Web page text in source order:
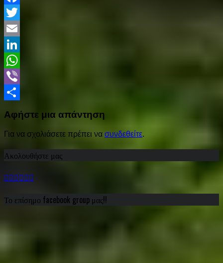
Facebook
Twitter
Email
LinkedIn
WhatsApp
Viber
Αφήστε μια απάντηση
Για να σχολιάσετε πρέπει να συνδεθείτε.
Ακολουθήστε μας
Το επίσημο facebook group μας!!